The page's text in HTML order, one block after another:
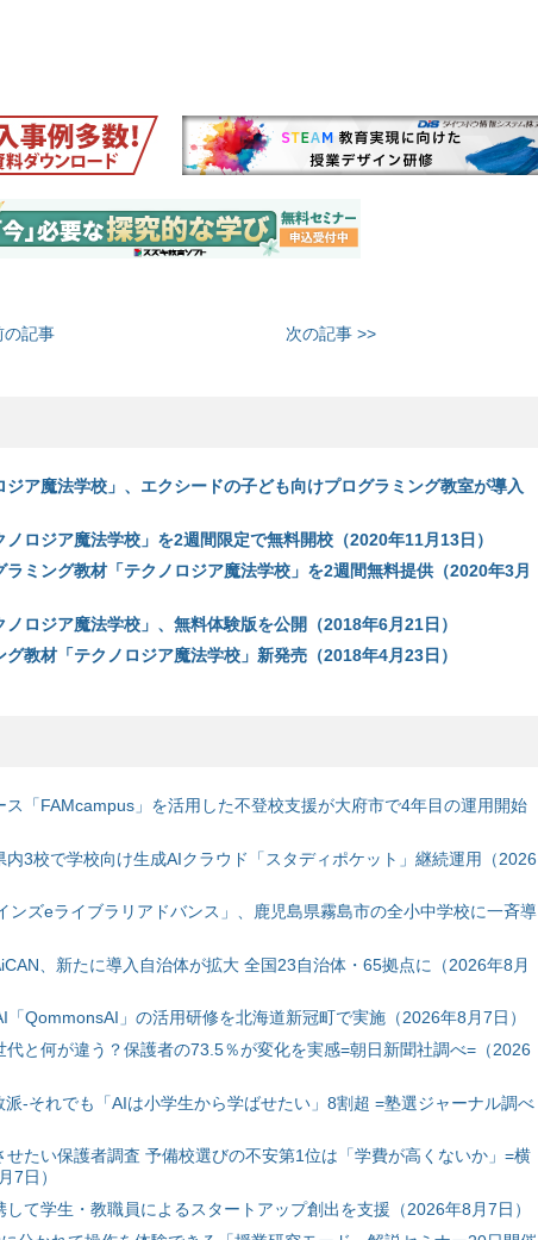
の記事 次の記事 >>
ア魔法学校」、エクシードの子ども向けプログラミング教室が導入
ロジア魔法学校」を2週間限定で無料開校（2020年11月13日）
ミング教材「テクノロジア魔法学校」を2週間無料提供（2020年3月
ロジア魔法学校」、無料体験版を公開（2018年6月21日）
教材「テクノロジア魔法学校」新発売（2018年4月23日）
「FAMcampus」を活用した不登校支援が大府市で4年目の運用開始
内3校で学校向け生成AIクラウド「スタディポケット」継続運用（2026
ンズeライブラリアドバンス」、鹿児島県霧島市の全小中学校に一斉導
、新たに導入自治体が拡大 全国23自治体・65拠点に（2026年8月
「QommonsAI」の活用研修を北海道新冠町で実施（2026年8月7日）
と何が違う？保護者の73.5％が変化を実感=朝日新聞社調べ=（2026
派-それでも「AIは小学生から学ばせたい」8割超 =塾選ジャーナル調べ
たい保護者調査 予備校選びの不安第1位は「学費が高くないか」=横
7日）
て学生・教職員によるスタートアップ創出を支援（2026年8月7日）